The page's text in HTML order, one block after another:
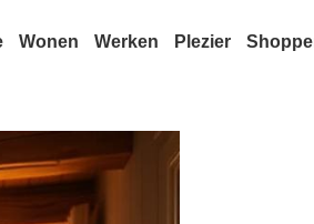
Wonen Werken Plezier